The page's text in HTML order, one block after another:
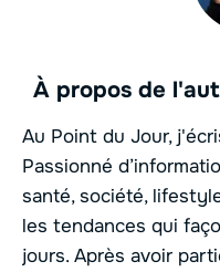
À propos de
Au Point du Jour,
Passionné
santé, société,
les tendances qui
jours. Après avoir